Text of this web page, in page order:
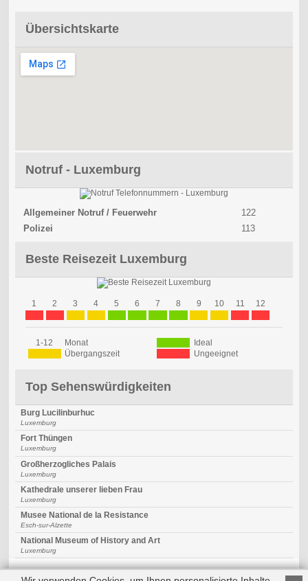
Übersichtskarte
Notruf - Luxemburg
Allgemeiner Notruf / Feuerwehr
122
Polizei
113
Beste Reisezeit Luxemburg
1 2 3 4 5 6 7 8 9 10 11 12
1-12 Monat
Ideal
Übergangszeit
Ungeeignet
Top Sehenswürdigkeiten
Burg Lucilinburhuc
Luxemburg
Fort Thüngen
Luxemburg
Großherzogliches Palais
Luxemburg
Kathedrale unserer lieben Frau
Luxemburg
Musee National de la Resistance
Esch-sur-Alzette
National Museum of History and Art
Luxemburg